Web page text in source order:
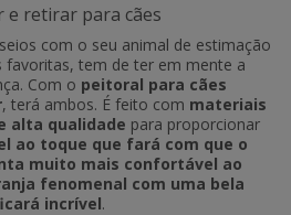
e retirar para cães
com o seu animal de estimação
favoritas, tem de ter em mente a
Com o peitoral para cães
, terá ambos. É feito com materiais
alta qualidade para proporcionar
ao toque que fará com que o
muito mais confortável ao
fenomenal com uma bela
incrível.